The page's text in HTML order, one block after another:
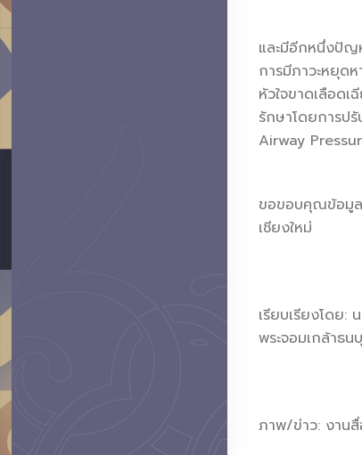
และมีอีกหนึ่งปัญ
การมีภาวะหยุด
หัวใจขาดเลือด
รักษาโดยการป
Airway
ขอขอบคุณข้อมู
เชียงใหม่
เรียบเรียงโดย
พระจอมเกล้าธน
ภาพ/ข่าว: งาน